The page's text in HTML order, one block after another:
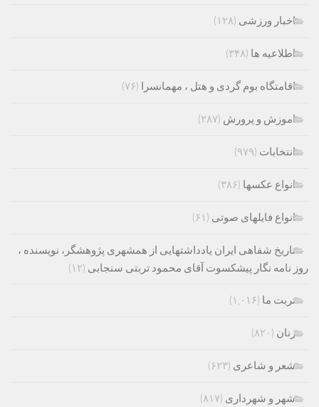
اخبار ورزشی (۱۲۸)
اطلاعیه ها (۳۴۸)
اقامتگاه بوم گردی و هتل ، مهمانسرا (۷۶)
اموزش و پرورش (۲۸۷)
انتخابات (۹۷۹)
انواع عکسها (۳۸۶)
انواع فایلهای صوتی (۶۱)
تاریخ شفاهی ایران یادداشتهایی از همشهری پژوهشگر، نویسنده ،
روز نامه نگار پیشکسوت آقای محمود تربتی سنجابی (۱۲)
تربت ما (۱,۰۱۶)
زنان (۸۲۰)
شعر و شاعری (۶۲۳)
شهر و شهرداری (۸۱۷)